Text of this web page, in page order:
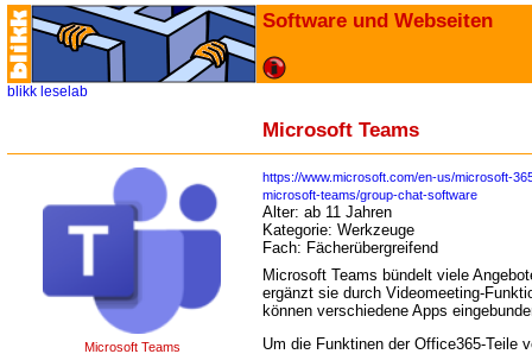
Software und Webseiten
blikk leselab
Microsoft Teams
Microsoft Teams
https://www.microsoft.com/en-us/microsoft-
microsoft-teams/group-chat-software
Alter: ab 11 Jahren
Kategorie: Werkzeuge
Fach: Fächerübergreifend
Microsoft Teams bündelt viele
ergänzt sie durch Videomeeting-
können verschiedene Apps
Um die Funktinen der Office365-Teile